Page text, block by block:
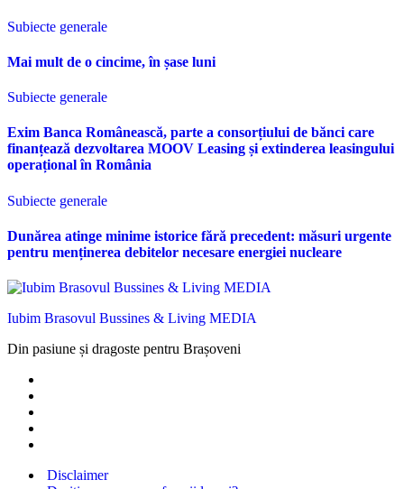
Subiecte generale
Mai mult de o cincime, în șase luni
Subiecte generale
Exim Banca Românească, parte a consorțiului de bănci care
finanțează dezvoltarea MOOV Leasing și extinderea leasingului
operațional în România
Subiecte generale
Dunărea atinge minime istorice fără precedent: măsuri urgente
pentru menținerea debitelor necesare energiei nucleare
Iubim Brasovul Bussines & Living MEDIA
Din pasiune și dragoste pentru Brașoveni
Disclaimer